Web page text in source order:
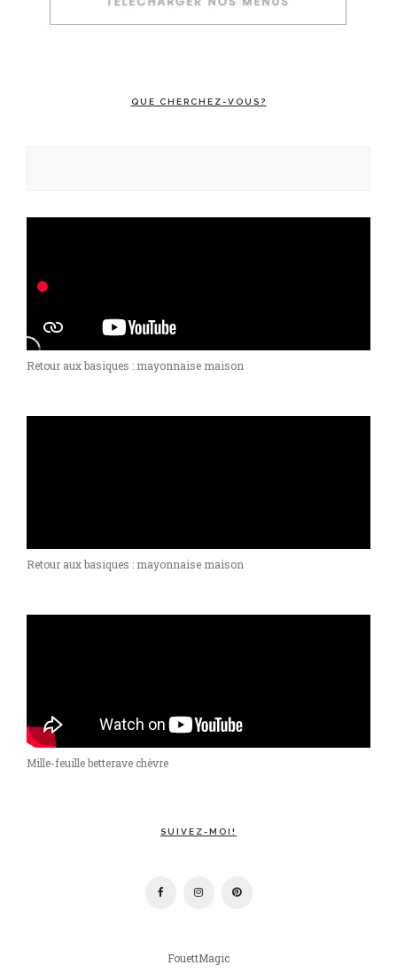
QUE CHERCHEZ-VOUS?
Retour aux basiques : mayonnaise maison
Retour aux basiques : mayonnaise maison
Mille-feuille betterave chèvre
SUIVEZ-MOI!
FouettMagic